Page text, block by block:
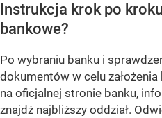
Instrukcja krok po
bankowe?
Po wybraniu banku i
dokumentów w celu
na oficjalnej stronie banku,
znajdź najbliższy oddział.